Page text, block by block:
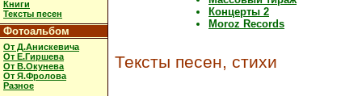
Книги
Тексты песен
Фотоальбом
От Д.Анискевича
От Е.Гиршева
От В.Окунева
От Я.Фролова
Разное
Концерты 2
Moroz Records
Тексты песен, стихи